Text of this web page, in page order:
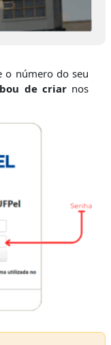
o número do seu
de criarnos